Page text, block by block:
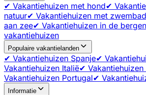
✔ Vakantiehuizen met hond✔
natuur✔ Vakantiehuizen met zwembad
aan zee✔ Vakantiehuizen in de bergen
vakantiehuizen
Populaire vakantielanden
✔ Vakantiehuizen Spanje✔
Vakantiehuizen Italië✔ Vakantiehuizen
Vakantiehuizen Portugal✔
Informatie